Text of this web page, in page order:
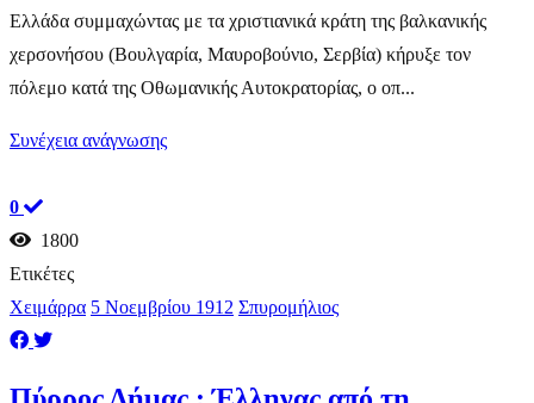
Ελλάδα συμμαχώντας με τα χριστιανικά κράτη της βαλκανικής
χερσονήσου (Βουλγαρία, Μαυροβούνιο, Σερβία) κήρυξε τον
πόλεμο κατά της Οθωμανικής Αυτοκρατορίας, ο οπ...
Συνέχεια ανάγνωσης
0
1800
Ετικέτες
Χειμάρρα 5 Νοεμβρίου 1912 Σπυρομήλιος